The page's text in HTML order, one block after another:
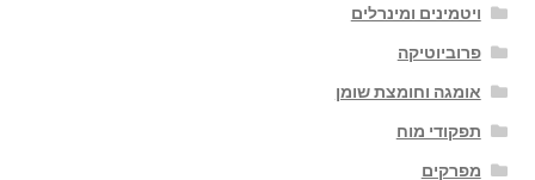
ויטמינים ומינרלים
פרוביוטיקה
אומגה וחומצת שומן
תפקודי מוח
מפרקים